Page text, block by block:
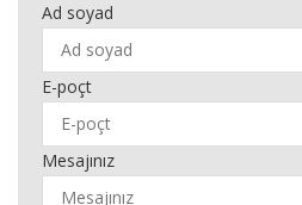
Ad soyad
E-poçt
Mesajınız